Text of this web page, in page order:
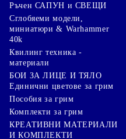
Ръчен САПУН и СВЕЩИ
Сглобяеми модели,
миниатюри & Warhammer
40k
Квилинг техника -
материали
БОИ ЗА ЛИЦЕ И ТЯЛО
Единични цветове за грим
Пособия за грим
Комплекти за грим
КРЕАТИВНИ МАТЕРИАЛИ
И КОМПЛЕКТИ